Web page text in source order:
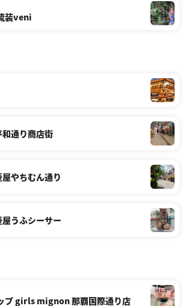
装veni
和通り商店街
屋やちむん通り
屋うふシーサー
プ girls mignon 那覇国際通り店